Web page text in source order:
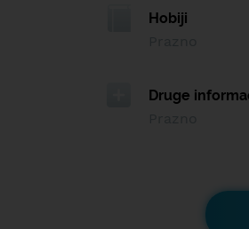
Hobiji
Druge